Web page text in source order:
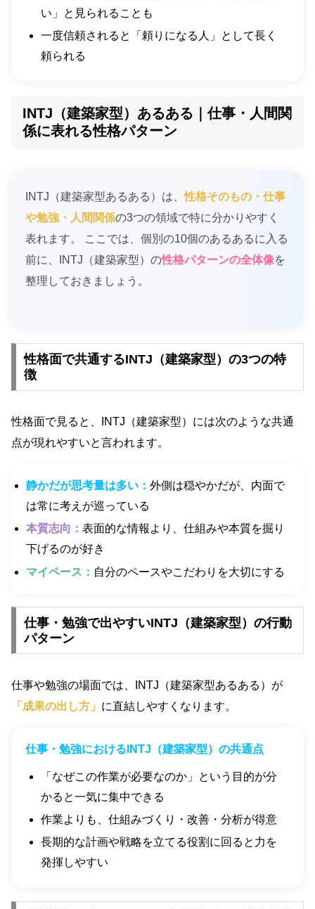
い」と見られることも
一度信頼されると「頼りになる人」として長く
頼られる
INTJ（建築家型）あるある｜仕事・人間関
係に表れる性格パターン
INTJ（建築家型あるある）は、性格そのもの・仕事
や勉強・人間関係の3つの領域で特に分かりやすく
表れます。 ここでは、個別の10個のあるあるに入る
前に、INTJ（建築家型）の性格パターンの全体像を
整理しておきましょう。
性格面で共通するINTJ（建築家型）の3つの特
徴
性格面で見ると、INTJ（建築家型）には次のような共通
点が現れやすいと言われます。
静かだが思考量は多い：外側は穏やかだが、内面で
は常に考えが巡っている
本質志向：表面的な情報より、仕組みや本質を掘り
下げるのが好き
マイペース： 自分のペースやこだわりを大切にする
仕事・勉強で出やすいINTJ（建築家型）の行動
パターン
仕事や勉強の場面では、INTJ（建築家型あるある）が
「成果の出し方」 に直結しやすくなります。
仕事・勉強におけるINTJ（建築家型）の共通点
「なぜこの作業が必要なのか」という目的が分
かると一気に集中できる
作業よりも、仕組みづくり・改善・分析が得意
長期的な計画や戦略を立てる役割に回ると力を
発揮しやすい